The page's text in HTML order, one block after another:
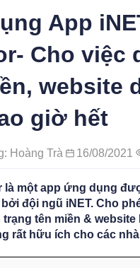
App
Cho việc
website
giờ hết
Hoàng Trà 16/08/2021
là một app ứng dụng
đội ngũ iNET. Cho
trạng tên miền &
rất hữu ích cho các